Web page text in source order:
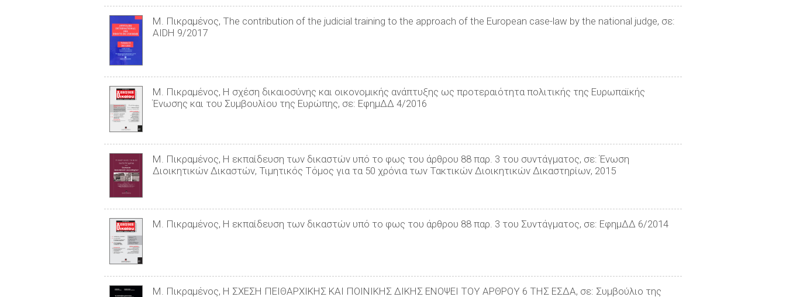
Μ. Πικραμένος, The contribution of the judicial training to the approach of the European case-law by the national judge, σε:
AIDH 9/2017
Μ. Πικραμένος, Η σχέση δικαιοσύνης και οικονομικής ανάπτυξης ως προτεραιότητα πολιτικής της Ευρωπαϊκής
Ένωσης και του Συμβουλίου της Ευρώπης, σε: ΕφημΔΔ 4/2016
Μ. Πικραμένος, Η εκπαίδευση των δικαστών υπό το φως του άρθρου 88 παρ. 3 του συντάγματος, σε: Ένωση
Διοικητικών Δικαστών, Τιμητικός Τόμος για τα 50 χρόνια των Τακτικών Διοικητικών Δικαστηρίων, 2015
Μ. Πικραμένος, Η εκπαίδευση των δικαστών υπό το φως του άρθρου 88 παρ. 3 του Συντάγματος, σε: ΕφημΔΔ 6/2014
Μ. Πικραμένος, Η ΣΧΕΣΗ ΠΕΙΘΑΡΧΙΚΗΣ ΚΑΙ ΠΟΙΝΙΚΗΣ ΔΙΚΗΣ ΕΝΟΨΕΙ ΤΟΥ ΑΡΘΡΟΥ 6 ΤΗΣ ΕΣΔΑ, σε: Συμβούλιο της